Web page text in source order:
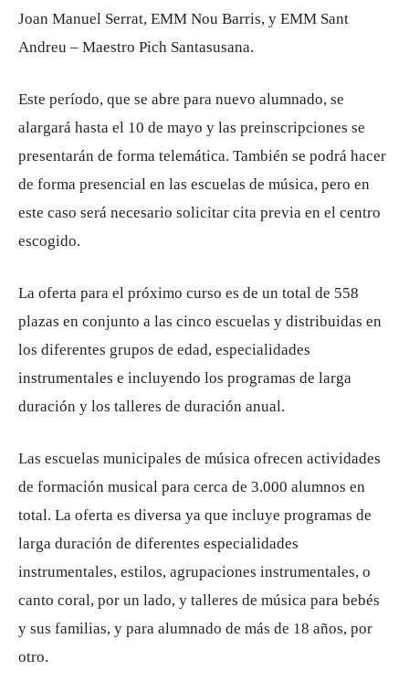
Joan Manuel Serrat, EMM Nou Barris, y EMM Sant
Andreu – Maestro Pich Santasusana.
Este período, que se abre para nuevo alumnado, se
alargará hasta el 10 de mayo y las preinscripciones se
presentarán de forma telemática. También se podrá hacer
de forma presencial en las escuelas de música, pero en
este caso será necesario solicitar cita previa en el centro
escogido.
La oferta para el próximo curso es de un total de 558
plazas en conjunto a las cinco escuelas y distribuidas en
los diferentes grupos de edad, especialidades
instrumentales e incluyendo los programas de larga
duración y los talleres de duración anual.
Las escuelas municipales de música ofrecen actividades
de formación musical para cerca de 3.000 alumnos en
total. La oferta es diversa ya que incluye programas de
larga duración de diferentes especialidades
instrumentales, estilos, agrupaciones instrumentales, o
canto coral, por un lado, y talleres de música para bebés
y sus familias, y para alumnado de más de 18 años, por
otro.